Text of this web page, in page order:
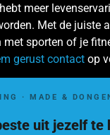
meer
Met de juiste
sporten of je
gerust contact op
· MADE &
uit jezelf te